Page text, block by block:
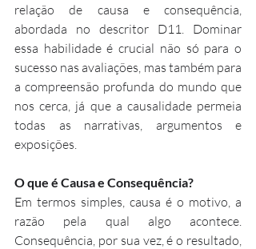
relação de causa e consequência,
abordada no descritor D11. Dominar
essa habilidade é crucial não só para o
sucesso nas avaliações, mas também para
a compreensão profunda do mundo que
nos cerca, já que a causalidade permeia
todas as narrativas, argumentos e
exposições.
O que é Causa e Consequência?
Em termos simples, causa é o motivo, a
razão pela qual algo acontece.
Consequência, por sua vez, é o resultado,